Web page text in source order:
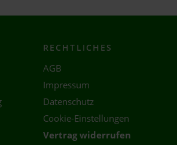
RECHTLICHES
AGB
Impressum
Datenschutz
Cookie-Einstellungen
Vertrag widerrufen